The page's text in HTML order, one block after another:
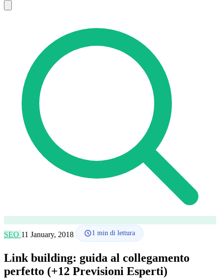
Consulenza SEO Studio Collegamenti Audit SEO
Consulenza SEO
Come funziona
Lingua
🇪🇸 ES
🇬🇧 EN
Accedi
SEO 11 January, 2018 1 min di lettura
Link building: guida al collegamento
perfetto (+12 Previsioni Esperti)